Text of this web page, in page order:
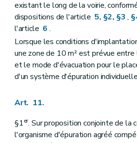
existant le long de la voirie,
dispositions de l'article5, §2, §3 ,
l'article 6 .
Lorsque les conditions
une zone de 10 m² est prévue
et le mode d'évacuation pour le
d'un système d'épuration
Art. 11.
§1er. Sur proposition conjointe de la
l'organisme d'épuration agréé